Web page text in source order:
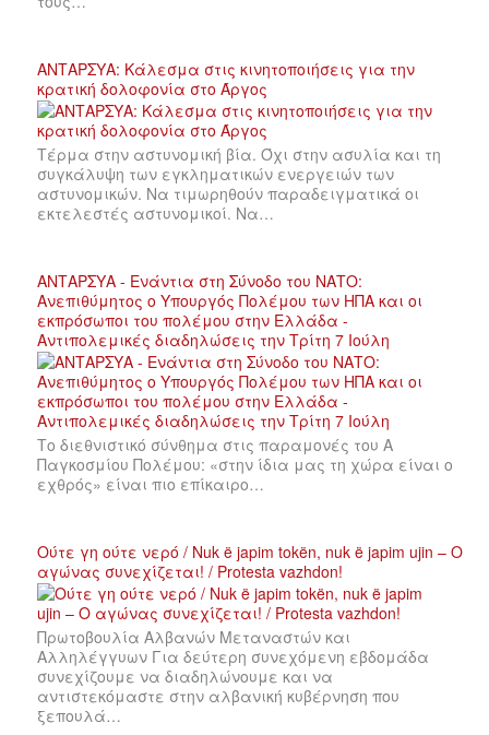
ΑΝΤΑΡΣΥΑ: Κάλεσμα στις κινητοποιήσεις για την
κρατική δολοφονία στο Άργος
Τέρμα στην αστυνομική βία. Όχι στην ασυλία και τη
συγκάλυψη των εγκληματικών ενεργειών των
αστυνομικών. Να τιμωρηθούν παραδειγματικά οι
εκτελεστές αστυνομικοί. Να…
ΑΝΤΑΡΣΥΑ - Ενάντια στη Σύνοδο του ΝΑΤΟ:
Ανεπιθύμητος ο Υπουργός Πολέμου των ΗΠΑ και οι
εκπρόσωποι του πολέμου στην Ελλάδα -
Αντιπολεμικές διαδηλώσεις την Τρίτη 7 Ιούλη
Το διεθνιστικό σύνθημα στις παραμονές του Α
Παγκοσμίου Πολέμου: «στην ίδια μας τη χώρα είναι ο
εχθρός» είναι πιο επίκαιρο…
Ούτε γη ούτε νερό / Nuk ë japim tokën, nuk ë japim ujin – Ο
αγώνας συνεχίζεται! / Protesta vazhdon!
Πρωτοβουλία Αλβανών Μεταναστών και
Αλληλέγγυων Για δεύτερη συνεχόμενη εβδομάδα
συνεχίζουμε να διαδηλώνουμε και να
αντιστεκόμαστε στην αλβανική κυβέρνηση που
ξεπουλά…